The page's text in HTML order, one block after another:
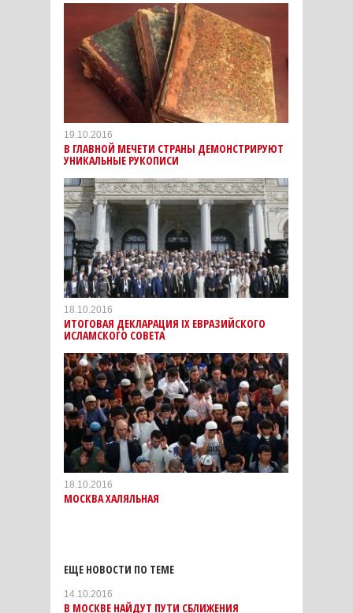
19.10.2016
В ГЛАВНОЙ МЕЧЕТИ СТРАНЫ ДЕМОНСТРИРУЮТ
УНИКАЛЬНЫЕ РУКОПИСИ
18.10.2016
ИТОГОВАЯ ДЕКЛАРАЦИЯ IX ЕВРАЗИЙСКОГО
ИСЛАМСКОГО СОВЕТА
18.10.2016
МОСКВА ХАЛЯЛЬНАЯ
ЕЩЕ НОВОСТИ ПО ТЕМЕ
14.10.2016
В МОСКВЕ НАЙДУТ ПУТИ СБЛИЖЕНИЯ